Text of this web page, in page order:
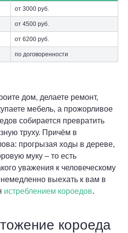
от 3000 руб.
от 4500 руб.
от 6200 руб.
по договоренности
дом, делаете ремонт,
мебель, а прожорливое
собирается превратить
труху. Причём в
прогрызая ходы в дереве,
муку – то есть
уважения к человеческому
выехать к вам в
истреблением короедов.
короеда